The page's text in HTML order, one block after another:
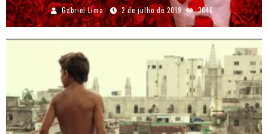
Gabriel Lima 2 de julho de 2019 3646